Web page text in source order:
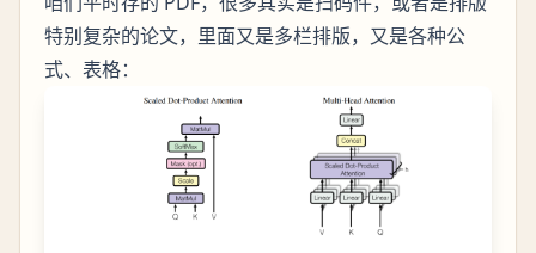
特别复杂的论文，里面又是多栏排版，又是各种公
式、表格：